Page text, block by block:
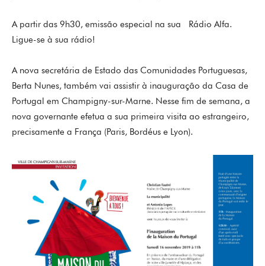
A partir das 9h30, emissão especial na sua Rádio Alfa.
Ligue-se à sua rádio!
A nova secretária de Estado das Comunidades Portuguesas,
Berta Nunes, também vai assistir à inauguração da Casa de
Portugal em Champigny-sur-Marne. Nesse fim de semana, a
nova governante efetua a sua primeira visita ao estrangeiro,
precisamente a França (Paris, Bordéus e Lyon).